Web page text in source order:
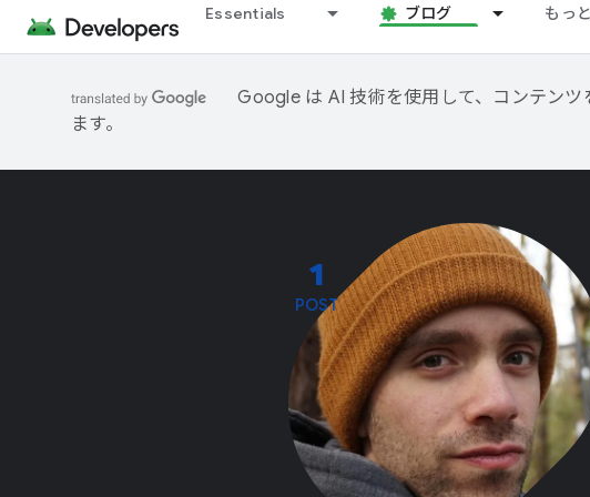
Essentials ブログ もっ
Google は AI 技術を使用して、コンテン
ます。
1
POST